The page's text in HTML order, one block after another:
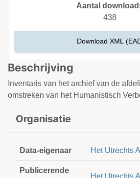
Beschrijving
Inventaris van het archief van de
omstreken van het Humanistisch
Organisatie
Data-eigenaar Het Utrechts
Publicerende
Het Utrechts
Aantal
438
Download XML